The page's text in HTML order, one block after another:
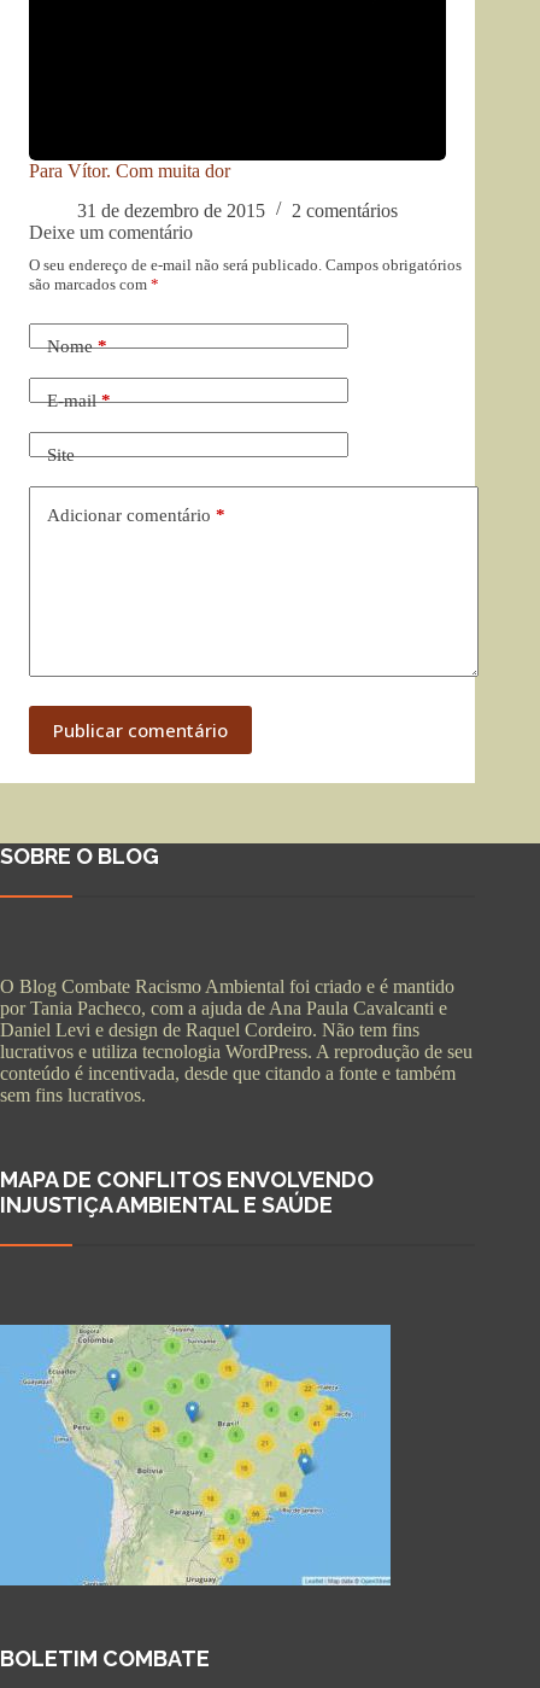
Para Vítor. Com muita dor
31 de dezembro de 2015
2 comentários
Deixe um comentário
O seu endereço de e-mail não será publicado. Campos obrigatórios
são marcados com *
Nome*
E-mail*
Site
Adicionar comentário *
Publicar comentário
SOBRE O BLOG
O Blog Combate Racismo Ambiental foi criado e é mantido
por Tania Pacheco, com a ajuda de Ana Paula Cavalcanti e
Daniel Levi e design de Raquel Cordeiro. Não tem fins
lucrativos e utiliza tecnologia WordPress. A reprodução de seu
conteúdo é incentivada, desde que citando a fonte e também
sem fins lucrativos.
MAPA DE CONFLITOS ENVOLVENDO
INJUSTIÇA AMBIENTAL E SAÚDE
BOLETIM COMBATE